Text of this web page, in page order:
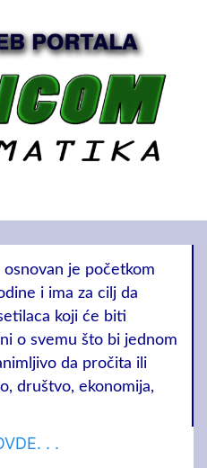
je početkom
i ima za cilj da
koji će biti
o svemu što bi jednom
da pročita ili
društvo, ekonomija,
. .